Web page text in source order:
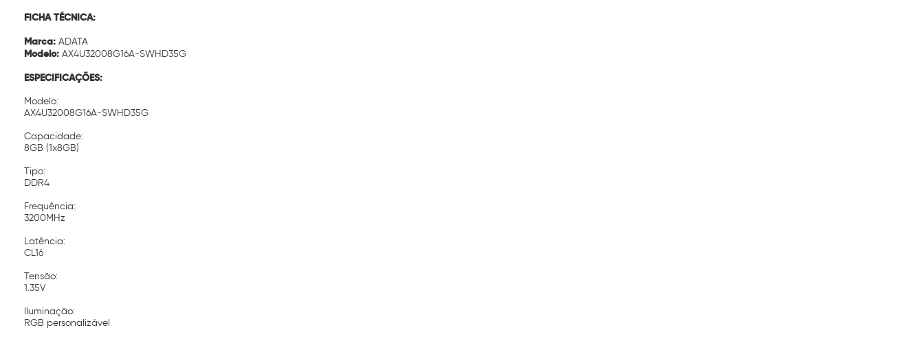
FICHA TÉCNICA:
Marca:ADATA
Modelo: AX4U32008G16A-SWHD35G
ESPECIFICAÇÕES:
Modelo:
AX4U32008G16A-SWHD35G
Capacidade:
8GB (1x8GB)
Tipo:
DDR4
Frequência:
3200MHz
Latência:
CL16
Tensão:
1.35V
Iluminação:
RGB personalizável